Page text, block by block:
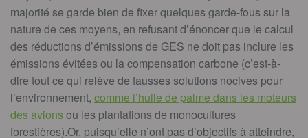
majorité se garde bien de fixer quelques garde-fous sur la
nature de ces moyens, en refusant d’énoncer que le calcul
des réductions d’émissions de GES ne doit pas inclure les
émissions évitées ou la compensation carbone (c’est-à-
dire tout ce qui relève de fausses solutions nocives pour
l’environnement, comme l’huile de palme dans les moteurs
des avionsou les plantations de monocultures
forestières).Or, puisqu’elle n’ont pas d’objectifs à atteindre,